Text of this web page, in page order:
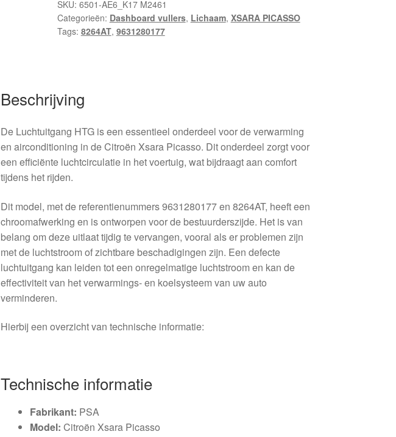
Picasso
9631280177
8264AT
SKU: 6501-AE6_K17 M2461
Categorieën: Dashboard vullers, Lichaam, XSARA PICASSO
Tags: 8264AT, 9631280177
Beschrijving
De Luchtuitgang HTG is een essentieel onderdeel voor de verwarming
en airconditioning in de Citroën Xsara Picasso. Dit onderdeel zorgt voor
een efficiënte luchtcirculatie in het voertuig, wat bijdraagt aan comfort
tijdens het rijden.
Dit model, met de referentienummers 9631280177 en 8264AT, heeft een
chroomafwerking en is ontworpen voor de bestuurderszijde. Het is van
belang om deze uitlaat tijdig te vervangen, vooral als er problemen zijn
met de luchtstroom of zichtbare beschadigingen zijn. Een defecte
luchtuitgang kan leiden tot een onregelmatige luchtstroom en kan de
effectiviteit van het verwarmings- en koelsysteem van uw auto
verminderen.
Hierbij een overzicht van technische informatie:
Technische informatie
Fabrikant: PSA
Model: Citroën Xsara Picasso